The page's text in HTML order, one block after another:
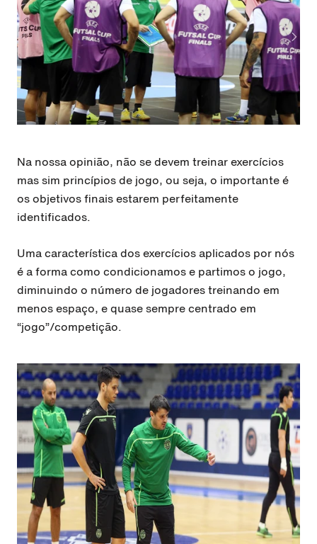
Na nossa opinião, não se devem treinar exercícios
mas sim princípios de jogo, ou seja, o importante é
os objetivos finais estarem perfeitamente
identificados.
Uma característica dos exercícios aplicados por nós
é a forma como condicionamos e partimos o jogo,
diminuindo o número de jogadores treinando em
menos espaço, e quase sempre centrado em
“jogo”/competição.